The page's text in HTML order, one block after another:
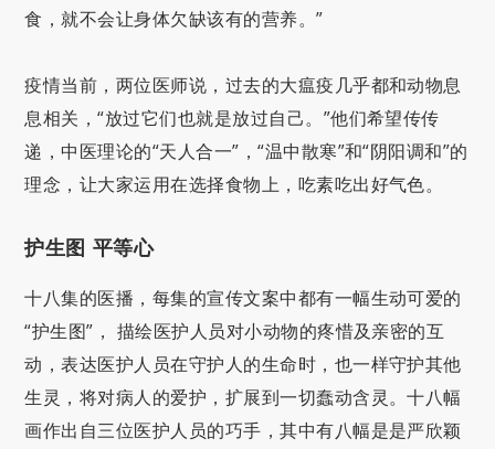
食，就不会让身体欠缺该有的营养。”
疫情当前，两位医师说，过去的大瘟疫几乎都和动物息
息相关，“放过它们也就是放过自己。”他们希望传传
递，中医理论的“天人合一”，“温中散寒”和“阴阳调和”的
理念，让大家运用在选择食物上，吃素吃出好气色。
护生图 平等心
十八集的医播，每集的宣传文案中都有一幅生动可爱的
“护生图”， 描绘医护人员对小动物的疼惜及亲密的互
动，表达医护人员在守护人的生命时，也一样守护其他
生灵，将对病人的爱护，扩展到一切蠢动含灵。十八幅
画作出自三位医护人员的巧手，其中有八幅是是严欣颖